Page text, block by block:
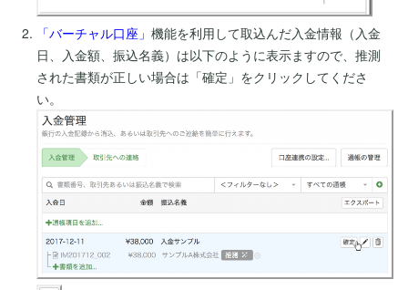
「バーチャル口座」 機能を利用して取込んだ入金情報（入金
日、入金額、振込名義）は以下のように表示ますので、推測
された書類が正しい場合は「確定」をクリックしてくださ
い。